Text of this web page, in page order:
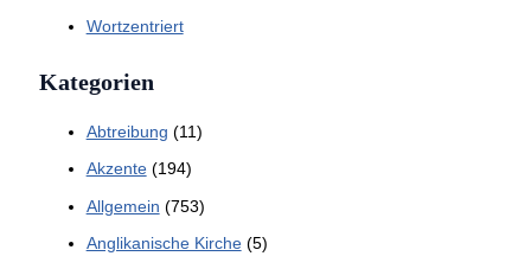
Wortzentriert
Kategorien
Abtreibung (11)
Akzente(194)
Allgemein (753)
Anglikanische Kirche(5)